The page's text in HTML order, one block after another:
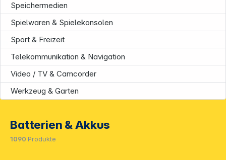
Speichermedien
Spielwaren & Spielekonsolen
Sport & Freizeit
Telekommunikation & Navigation
Video / TV & Camcorder
Werkzeug & Garten
Batterien & Akkus
1090 Produkte
Informationen